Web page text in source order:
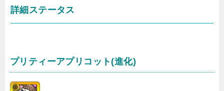
詳細ステータス
プリティーアプリコット(進化)